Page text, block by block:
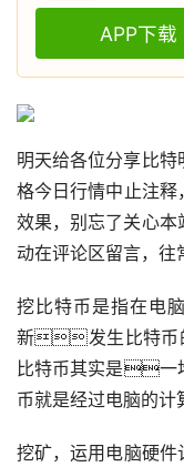
APP下载
明天给各位分享比
格今日行情中止注
效果，别忘了关心
动在评论区留言，往
挖比特币是指在电
新发生比特币
比特币其实是一
币就是经过电脑的计
挖矿，运用电脑硬